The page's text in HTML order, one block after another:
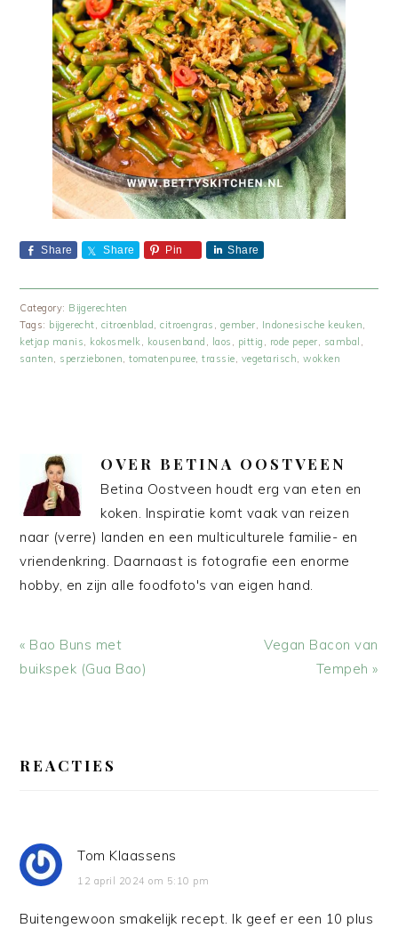
Share Share Pin Share
Category: Bijgerechten
Tags: bijgerecht, citroenblad ,citroengras , gember, Indonesische keuken,
ketjap manis, kokosmelk, kousenband , laos , pittig , rode peper, sambal ,
santen, sperziebonen,tomatenpuree,trassie, vegetarisch,wokken
OVER BETINA OOSTVEEN
Betina Oostveen houdt erg van eten en
koken. Inspiratie komt vaak van reizen
naar (verre) landen en een multiculturele familie- en
vriendenkring. Daarnaast is fotografie een enorme
hobby, en zijn alle foodfoto's van eigen hand.
Vorig
bericht:
« Bao Buns met
buikspek (Gua Bao)
Volgend
Vegan Bacon van
Tempeh »
INTERACTIES
REACTIES
Tom Klaassens
12 april 2024 om 5:10 pm
Buitengewoon smakelijk recept. Ik geef er een 10 plus